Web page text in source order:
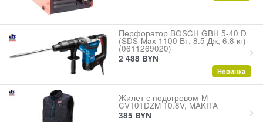
Перфоратор BOSCH GBH 5-40 D
(SDS-Max 1100 Вт, 8.5 Дж, 6.8 кг)
(0611269020)
2 488 BYN
Новинка
Жилет с подогревом-M
CV101DZM 10.8V, MAKITA
385 BYN